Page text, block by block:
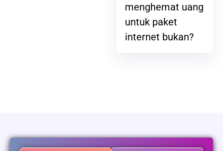
menghemat uang
untuk paket
internet bukan?